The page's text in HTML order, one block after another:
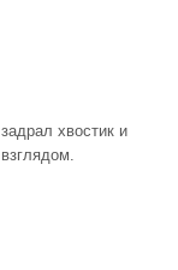
хвостик и